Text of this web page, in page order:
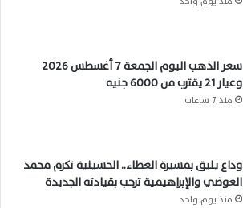
سعر الذهب اليوم الجمعة 7 أغسطس 2026
وعيار 21 يقترب من 6000 جنيه
منذ 7 ساعات
وداع يليق بمسيرة العطاء.. الحسينية تكرم محمد
العوضي والإبراهيمية ترحب بقيادته الجديدة
منذ يوم واحد